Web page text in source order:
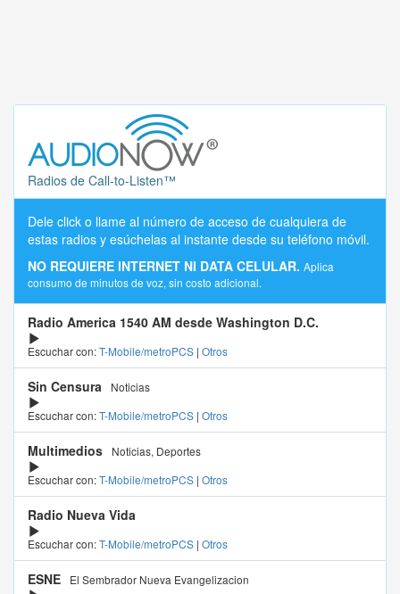
Radios de Call-to-Listen™
Dele click o llame al número de acceso de cualquiera de
estas radios y esúchelas al instante desde su teléfono móvil.
NO REQUIERE INTERNET NI DATA CELULAR. Aplica
consumo de minutos de voz, sin costo adicional.
Radio America 1540 AM desde Washington D.C.
Escuchar con:T-Mobile/metroPCS | Otros
Sin Censura
Noticias
Escuchar con:T-Mobile/metroPCS | Otros
Multimedios
Noticias, Deportes
Escuchar con:T-Mobile/metroPCS | Otros
Radio Nueva Vida
Escuchar con:T-Mobile/metroPCS | Otros
ESNE
El Sembrador Nueva Evangelizacion